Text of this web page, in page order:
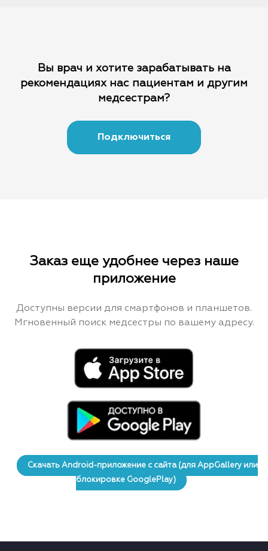
Вы врач и хотите зарабатывать на
рекомендациях нас пациентам и другим
медсестрам?
Подключиться
Заказ еще удобнее через наше
приложение
Доступны версии для смартфонов и планшетов.
Мгновенный поиск медсестры по вашему адресу.
Скачать Android-приложение с сайта (для AppGallery или
блокировке GooglePlay)